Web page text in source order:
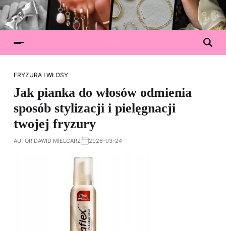
FRYZURA I WŁOSY
Jak pianka do włosów odmienia
sposób stylizacji i pielęgnacji
twojej fryzury
AUTOR:DAWID MIELCARZ 2026-03-24